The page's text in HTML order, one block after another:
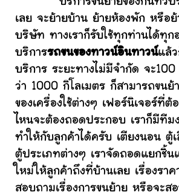
เลย จะย้ายบ้าน ย้ายห้องพัก หรือย้
บริษัท ทางเราก็รับใช้ทุกท่านได้ทุก
บริการรถขนของทาวน์อินทาวน์แล้
บริการ ระยะทางไม่มีจำกัด จะ
ว่า 1000 กิโลเมตร ก็สามารถขนย้
ของเครื่องใช้ต่างๆ เฟอร์นิเจอร์ที่ต้
ไหนจะต้องถอดประกอบ เราก็มีที
ทำให้กับลูกค้าได้ครับ เตียงนอน ตู้เ
ตู้ประเภทต่างๆ เราจัดถอดแยกชิ้น
ใหม่ให้ลูกค้าถึงที่บ้านเลย เรื่องรา
สอบถามเรื่องการขนย้าย หรือจะส